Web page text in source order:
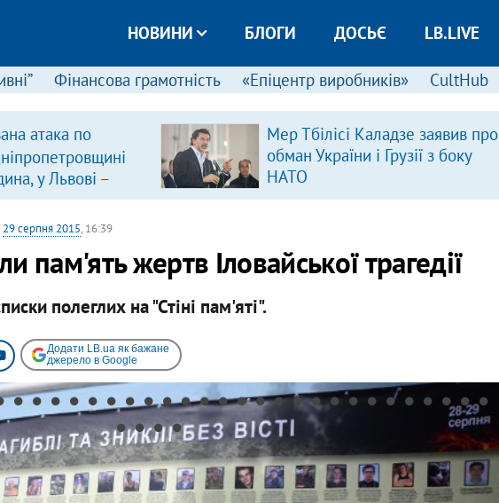
НОВИНИ БЛОГИ ДОСЬЄ LB.LIVE
Фінансова грамотність «Епіцентр виробників» CultHub
атака по
у Львові –
Мер Тбілісі Каладзе заявив про
обман України і Грузії з боку
НАТО
29 серпня 2015, 16:39
пам'ять жертв Іловайської трагедії
полеглих на "Стіні пам'яті".
Додати LB.ua як бажане
джерело в Google